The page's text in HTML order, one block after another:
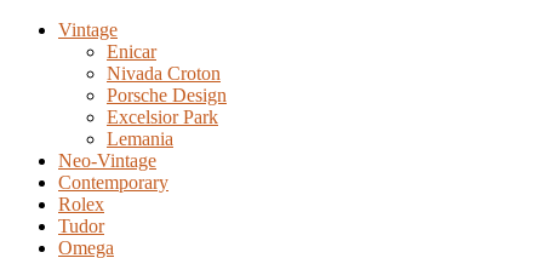
Vintage
Enicar
Nivada Croton
Porsche Design
Excelsior Park
Lemania
Neo-Vintage
Contemporary
Rolex
Tudor
Omega